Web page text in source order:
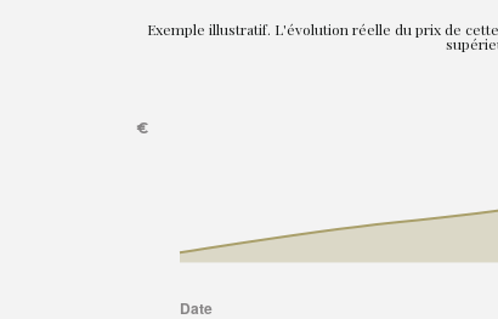
Exemple illustratif. L'évolution réelle du prix de